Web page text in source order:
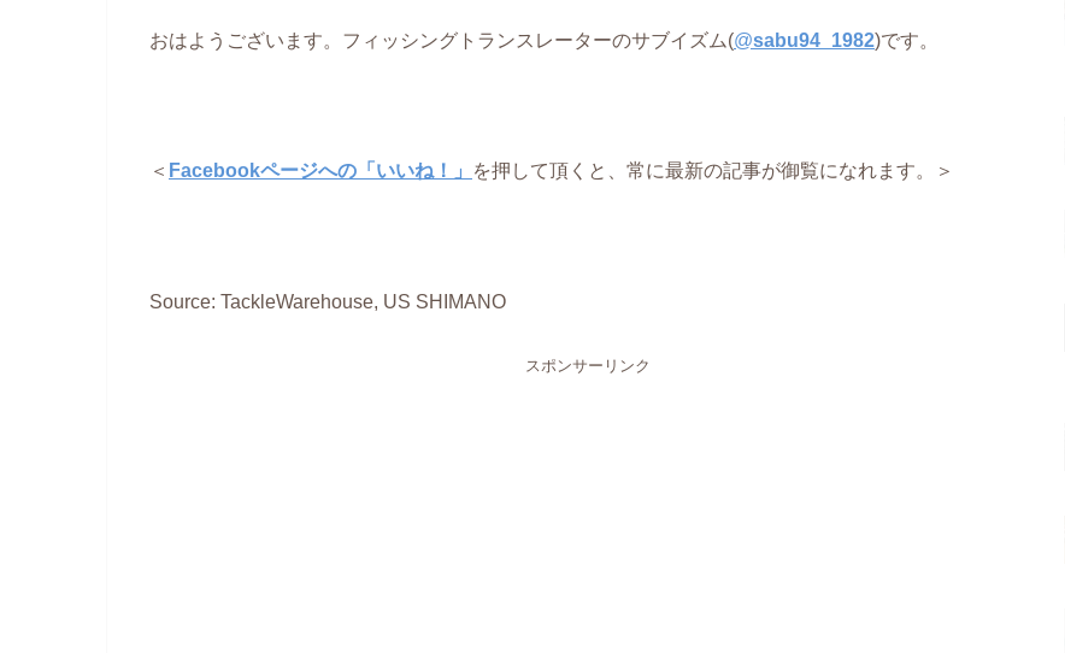
おはようございます。フィッシングトランスレーターのサブイズム(@sabu94_1982)です。
＜ Facebookページへの「いいね！」 を押して頂くと、常に最新の記事が御覧になれます。＞
Source: TackleWarehouse, US SHIMANO
スポンサーリンク